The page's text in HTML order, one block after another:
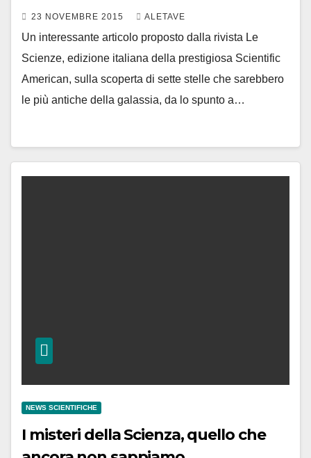
23 NOVEMBRE 2015 ALETAVE
Un interessante articolo proposto dalla rivista Le
Scienze, edizione italiana della prestigiosa Scientific
American, sulla scoperta di sette stelle che sarebbero
le più antiche della galassia, da lo spunto a…
NEWS SCIENTIFICHE
I misteri della Scienza, quello che